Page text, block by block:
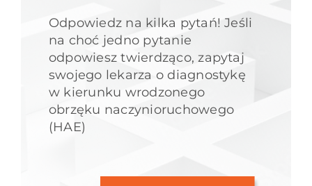
Odpowiedz na kilka pytań! Jeśli
na choć jedno pytanie
odpowiesz twierdząco, zapytaj
swojego lekarza o diagnostykę
w kierunku wrodzonego
obrzęku naczynioruchowego
(HAE)